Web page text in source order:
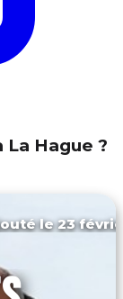
Hague ?
le 23